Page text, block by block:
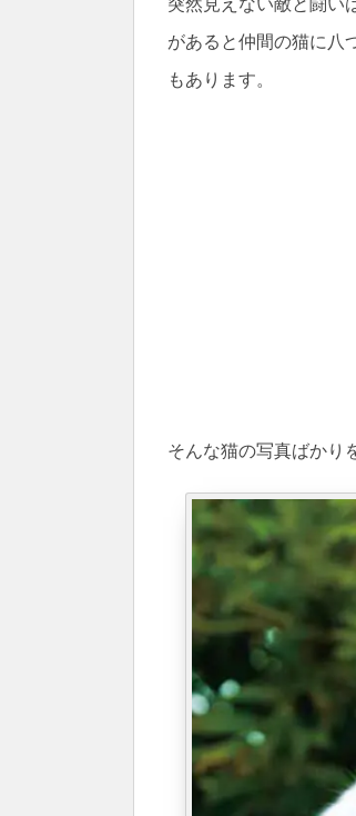
突然見えない敵と闘い
があると仲間の猫に八
もあります。
そんな猫の写真ばかり